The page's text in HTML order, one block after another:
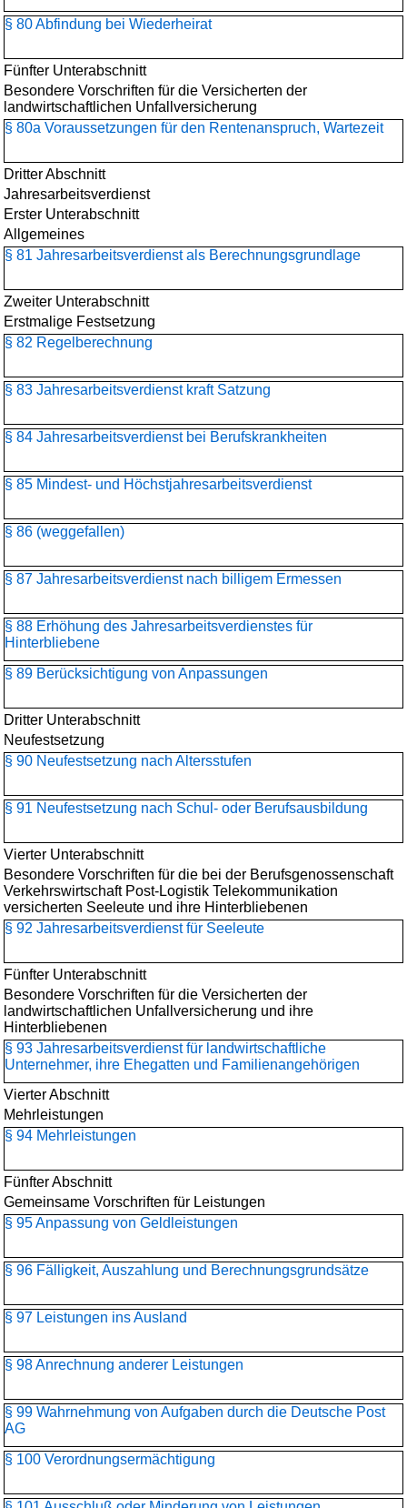
§ 80 Abfindung bei Wiederheirat
Fünfter Unterabschnitt
Besondere Vorschriften für die Versicherten der
landwirtschaftlichen Unfallversicherung
§ 80a Voraussetzungen für den Rentenanspruch, Wartezeit
Dritter Abschnitt
Jahresarbeitsverdienst
Erster Unterabschnitt
Allgemeines
§ 81 Jahresarbeitsverdienst als Berechnungsgrundlage
Zweiter Unterabschnitt
Erstmalige Festsetzung
§ 82 Regelberechnung
§ 83 Jahresarbeitsverdienst kraft Satzung
§ 84 Jahresarbeitsverdienst bei Berufskrankheiten
§ 85 Mindest- und Höchstjahresarbeitsverdienst
§ 86 (weggefallen)
§ 87 Jahresarbeitsverdienst nach billigem Ermessen
§ 88 Erhöhung des Jahresarbeitsverdienstes für
Hinterbliebene
§ 89 Berücksichtigung von Anpassungen
Dritter Unterabschnitt
Neufestsetzung
§ 90 Neufestsetzung nach Altersstufen
§ 91 Neufestsetzung nach Schul- oder Berufsausbildung
Vierter Unterabschnitt
Besondere Vorschriften für die bei der Berufsgenossenschaft
Verkehrswirtschaft Post-Logistik Telekommunikation
versicherten Seeleute und ihre Hinterbliebenen
§ 92 Jahresarbeitsverdienst für Seeleute
Fünfter Unterabschnitt
Besondere Vorschriften für die Versicherten der
landwirtschaftlichen Unfallversicherung und ihre
Hinterbliebenen
§ 93 Jahresarbeitsverdienst für landwirtschaftliche
Unternehmer, ihre Ehegatten und Familienangehörigen
Vierter Abschnitt
Mehrleistungen
§ 94 Mehrleistungen
Fünfter Abschnitt
Gemeinsame Vorschriften für Leistungen
§ 95 Anpassung von Geldleistungen
§ 96 Fälligkeit, Auszahlung und Berechnungsgrundsätze
§ 97 Leistungen ins Ausland
§ 98 Anrechnung anderer Leistungen
§ 99 Wahrnehmung von Aufgaben durch die Deutsche Post
AG
§ 100 Verordnungsermächtigung